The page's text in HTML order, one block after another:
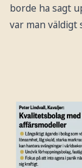
borde ha sagt
var man väldigt